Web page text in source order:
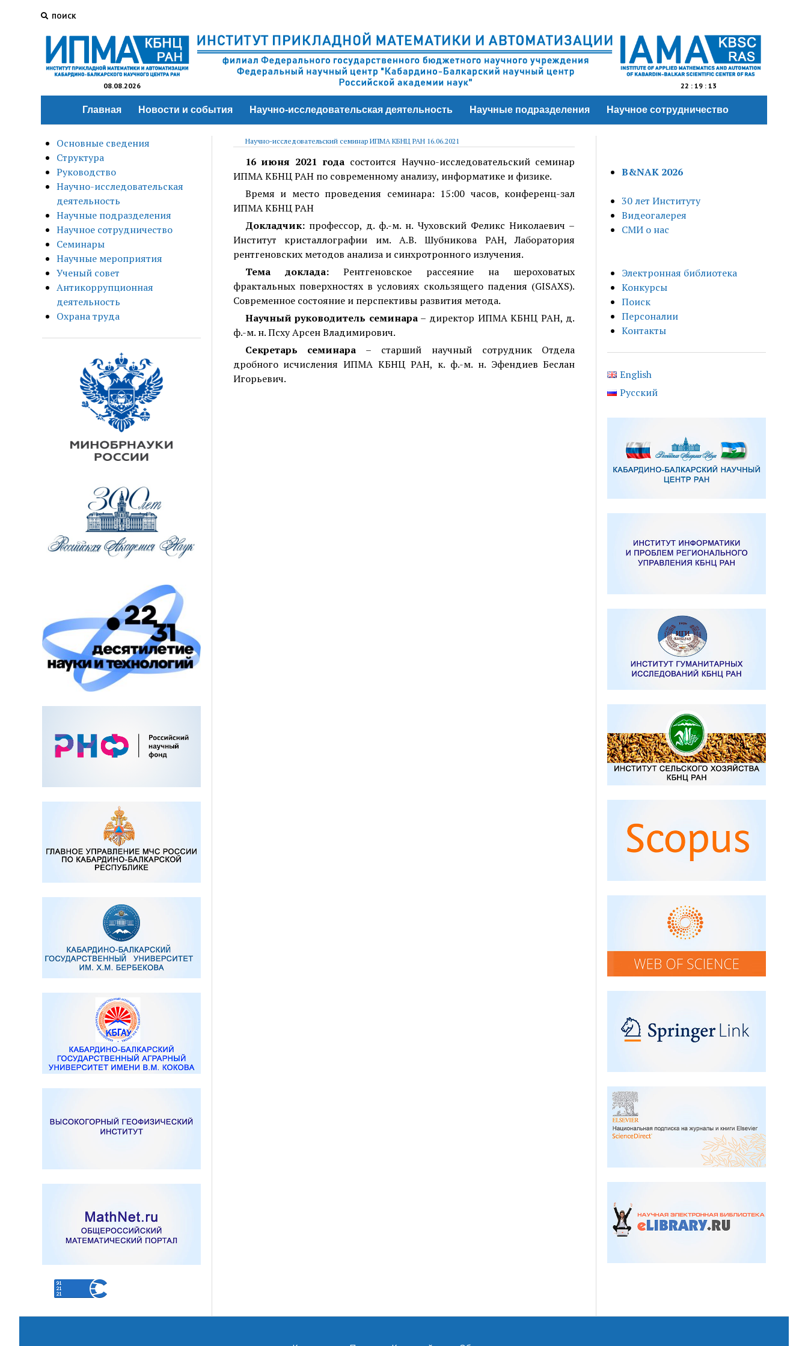
ПОИСК
08.08.2026 22 : 19 : 14
Главная Новости и события Научно-исследовательская деятельность Научные подразделения Научное сотрудничество
Основные сведения
Структура
Руководство
Научно-исследовательская
деятельность
Научные подразделения
Научное сотрудничество
Семинары
Научные мероприятия
Ученый совет
Антикоррупционная
деятельность
Охрана труда
Научно-исследовательский семинар ИПМА КБНЦ РАН 16.06.2021
16 июня 2021 годасостоится Научно-исследовательский семинар
ИПМА КБНЦ РАН по современному анализу, информатике и физике.
Время и место проведения семинара: 15:00 часов, конференц-зал
ИПМА КБНЦ РАН
Докладчик: профессор, д. ф.-м. н. Чуховский Феликс Николаевич –
Институт кристаллографии им. А.В. Шубникова РАН, Лаборатория
рентгеновских методов анализа и синхротронного излучения.
Тема доклада: Рентгеновское рассеяние на шероховатых
фрактальных поверхностях в условиях скользящего падения (GISAXS).
Современное состояние и перспективы развития метода.
Научный руководитель семинара– директор ИПМА КБНЦ РАН, д.
ф.-м. н. Псху Арсен Владимирович.
Секретарь семинара – старший научный сотрудник Отдела
дробного исчисления ИПМА КБНЦ РАН, к. ф.-м. н. Эфендиев Беслан
Игорьевич.
B&NAK 2026
30 лет Институту
Видеогалерея
СМИ о нас
Электронная библиотека
Конкурсы
Поиск
Персоналии
Контакты
English
Русский